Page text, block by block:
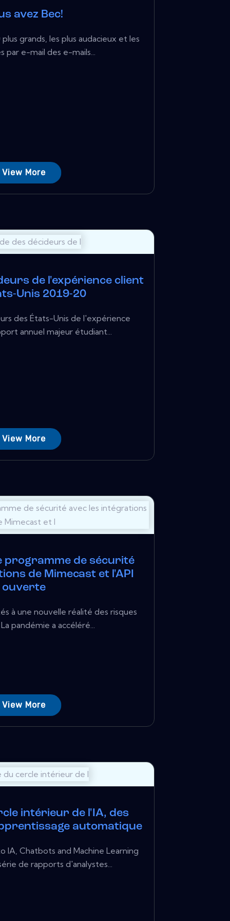
avez Bec!
grands, les plus audacieux et les
par e-mail des e-mails...
View More
de l'expérience client
Unis 2019-20
des États-Unis de l'expérience
annuel majeur étudiant...
View More
programme de sécurité
de Mimecast et l'API
ouverte
à une nouvelle réalité des risques
pandémie a accéléré...
View More
intérieur de l'IA, des
automatique
IA, Chatbots and Machine Learning
de rapports d'analystes...